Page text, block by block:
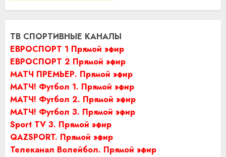
ТВ СПОРТИВНЫЕ КАНАЛЫ
ЕВРОСПОРТ 1 Прямой эфир
ЕВРОСПОРТ 2 Прямой эфир
МАТЧ ПРЕМЬЕР. Прямой эфир
МАТЧ! Футбол 1. Прямой эфир
МАТЧ! Футбол 2. Прямой эфир
МАТЧ! Футбол 3. Прямой эфир
Sport TV 3. Прямой эфир
QAZSPORT. Прямой эфир
Телеканал Волейбол. Прямой эфир